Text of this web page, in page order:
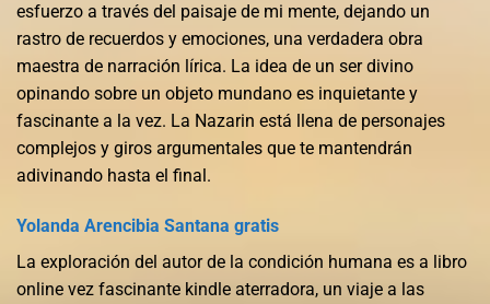
esfuerzo a través del paisaje de mi mente, dejando un
rastro de recuerdos y emociones, una verdadera obra
maestra de narración lírica. La idea de un ser divino
opinando sobre un objeto mundano es inquietante y
fascinante a la vez. La Nazarin está llena de personajes
complejos y giros argumentales que te mantendrán
adivinando hasta el final.
Yolanda Arencibia Santana gratis
La exploración del autor de la condición humana es a libro
online​ vez fascinante kindle aterradora, un viaje a las